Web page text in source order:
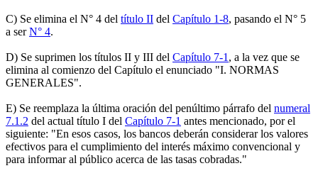
C) Se elimina el N° 4 del título II del Capítulo 1-8, pasando el N° 5
a serN° 4.
D) Se suprimen los títulos II y III del Capítulo 7-1 , a la vez que se
elimina al comienzo del Capítulo el enunciado "I. NORMAS
GENERALES".
E) Se reemplaza la última oración del penúltimo párrafo del numeral
7.1.2 del actual título I del Capítulo 7-1 antes mencionado, por el
siguiente: "En esos casos, los bancos deberán considerar los valores
efectivos para el cumplimiento del interés máximo convencional y
para informar al público acerca de las tasas cobradas."